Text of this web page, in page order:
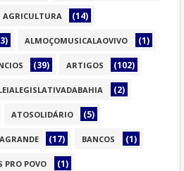
AGRICULTURA (14)
ALMOÇOMUSICALAOVIVO (1)
(39) ARTIGOS (102)
(2)
ATOSOLIDÁRIO (5)
(17) BANCOS (1)
PRO POVO (1)